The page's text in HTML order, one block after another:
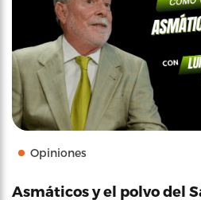
Opiniones
Asmáticos y el polvo del